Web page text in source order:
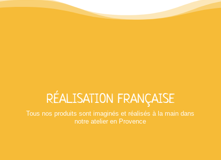
RÉALISATION FRANÇAISE
Tous nos produits sont imaginés et réalisés à la main dans
notre atelier en Provence